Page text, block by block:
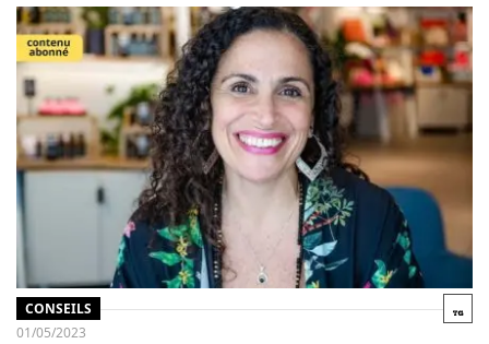
CONSEILS
01/05/2023